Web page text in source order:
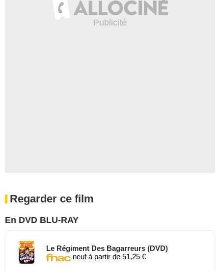
Regarder ce film
En DVD BLU-RAY
Le Régiment Des Bagarreurs (DVD)
neuf à partir de 51,25 €